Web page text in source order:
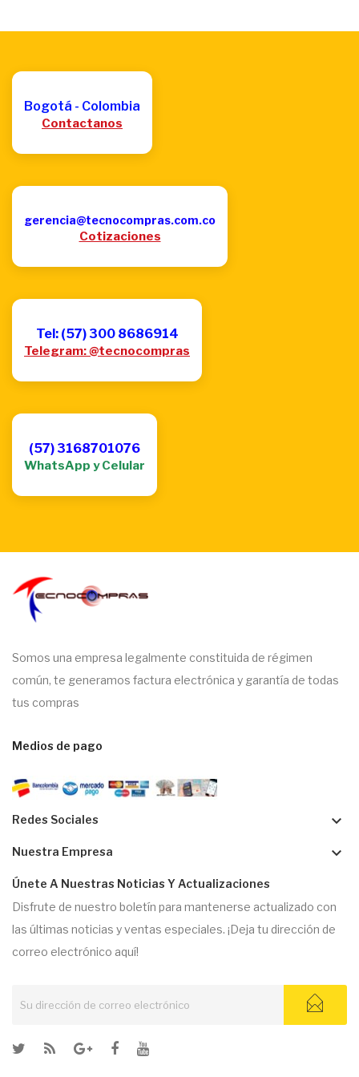
Bogotá - Colombia
Contactanos
gerencia@tecnocompras.com.co
Cotizaciones
Tel: (57) 300 8686914
Telegram: @tecnocompras
(57) 3168701076
WhatsApp y Celular
Somos una empresa legalmente constituida de régimen
común, te generamos factura electrónica y garantía de todas
tus compras
Medios de pago
Redes Sociales keyboard_arrow_down
Nuestra Empresa keyboard_arrow_down
Únete A Nuestras Noticias Y Actualizaciones
Disfrute de nuestro boletín para mantenerse actualizado con
las últimas noticias y ventas especiales. ¡Deja tu dirección de
correo electrónico aquí!